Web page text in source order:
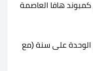
هافا العاصمة
سعر الوحدة على سنة (مع